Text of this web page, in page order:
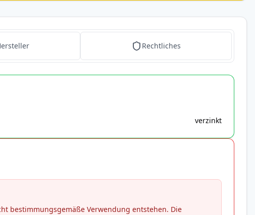
Rechtliches
verzinkt
bestimmungsgemäße Verwendung entstehen. Die